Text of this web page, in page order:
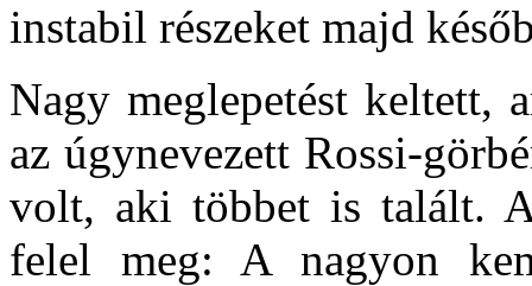
instabil részeket majd
Nagy meglepetést keltett,
az úgynevezett Rossi-
volt, aki többet is talált.
felel meg: A nagyon